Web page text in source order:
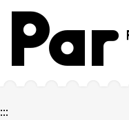
跳到主要內容區塊
網站導覽
:::